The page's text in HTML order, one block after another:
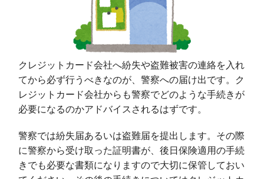
クレジットカード会社へ紛失や盗難被害の連絡を入れ
てから必ず行うべきなのが、警察への届け出です。ク
レジットカード会社からも警察でどのような手続きが
必要になるのかアドバイスされるはずです。
警察では紛失届あるいは盗難届を提出します。その際
に警察から受け取った証明書が、後日保険適用の手続
きでも必要な書類になりますので大切に保管しておい